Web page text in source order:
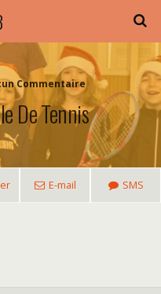
Commentaire
De Tennis
E-mail SMS